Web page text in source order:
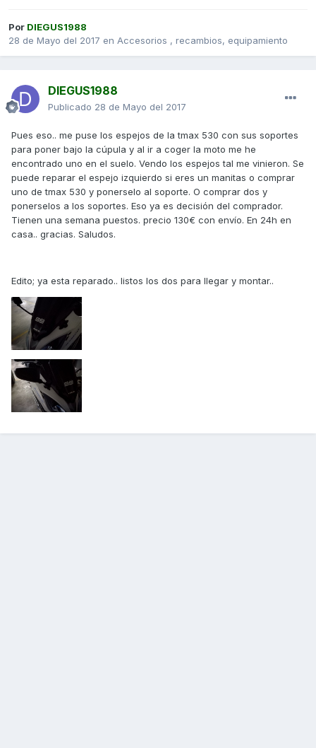
Por DIEGUS1988
28 de Mayo del 2017 en Accesorios , recambios, equipamiento
DIEGUS1988
Publicado 28 de Mayo del 2017
Pues eso.. me puse los espejos de la tmax 530 con sus soportes
para poner bajo la cúpula y al ir a coger la moto me he
encontrado uno en el suelo. Vendo los espejos tal me vinieron. Se
puede reparar el espejo izquierdo si eres un manitas o comprar
uno de tmax 530 y ponerselo al soporte. O comprar dos y
ponerselos a los soportes. Eso ya es decisión del comprador.
Tienen una semana puestos. precio 130€ con envío. En 24h en
casa.. gracias. Saludos.
Edito; ya esta reparado.. listos los dos para llegar y montar..